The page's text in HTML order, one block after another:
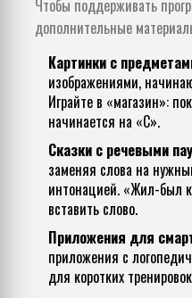
Чтобы поддерживать
дополнительные
Картинки с
изображениями,
Играйте в «магазин»:
начинается на «С».
Сказки с речевыми
заменяя слова на
интонацией. «Жил-был
вставить слово.
Приложения для
приложения с
для коротких